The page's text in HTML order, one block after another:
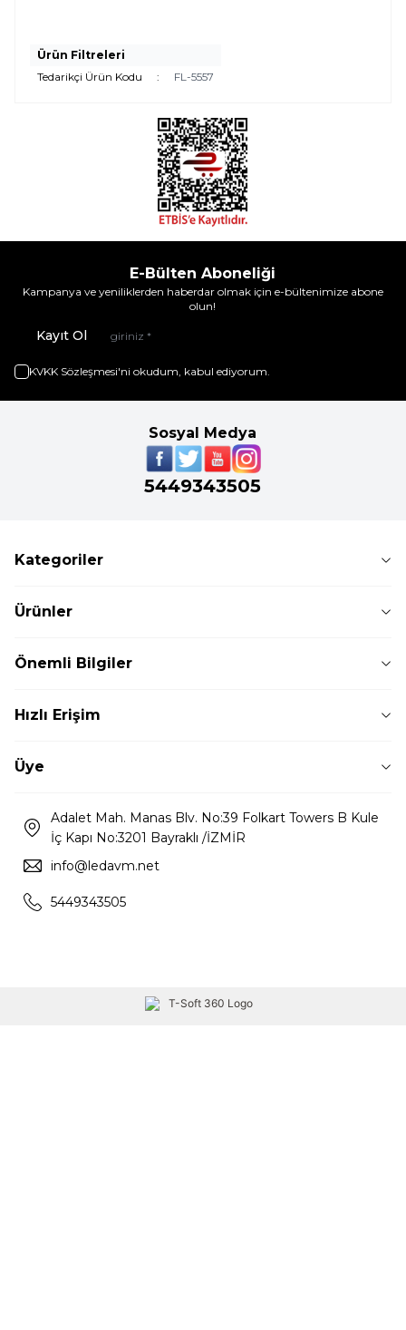
Ürün Filtreleri
Tedarikçi Ürün Kodu
: FL-5557
E-Bülten Aboneliği
Kampanya ve yeniliklerden haberdar olmak için e-bültenimize abone
olun!
Kayıt Ol
KVKK Sözleşmesi'ni okudum, kabul ediyorum.
Sosyal Medya
5449343505
Kategoriler
Ürünler
Önemli Bilgiler
Hızlı Erişim
Üye
Adalet Mah. Manas Blv. No:39 Folkart Towers B Kule
İç Kapı No:3201 Bayraklı /İZMİR
info@ledavm.net
5449343505